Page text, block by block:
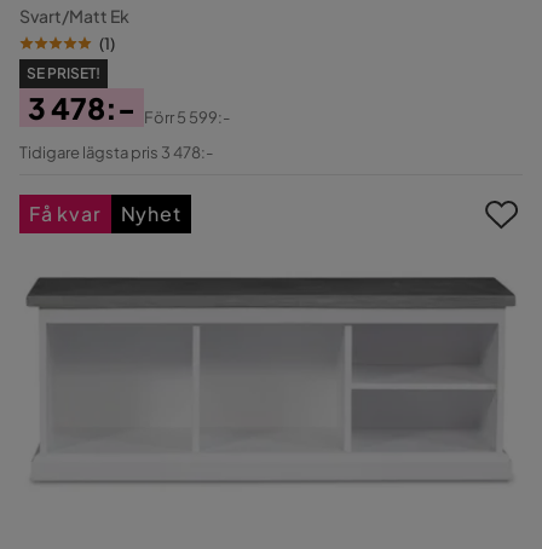
Svart/Matt Ek
(1)
SE PRISET!
Pris
3 478:-
Original
Förr5 599:-
Tidigare lägsta pris 3 478:-
Få kvar Nyhet